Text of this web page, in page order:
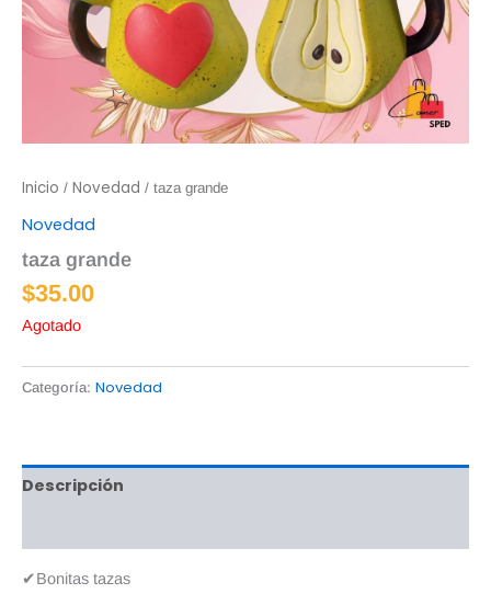
Inicio / Novedad / taza grande
Novedad
taza grande
$35.00
Agotado
Categoría: Novedad
Descripción
✔Bonitas tazas